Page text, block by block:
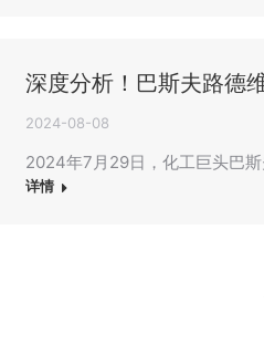
深度分析！巴斯夫路德
2024-08-08
2024年7月29日，化工巨头巴
详情